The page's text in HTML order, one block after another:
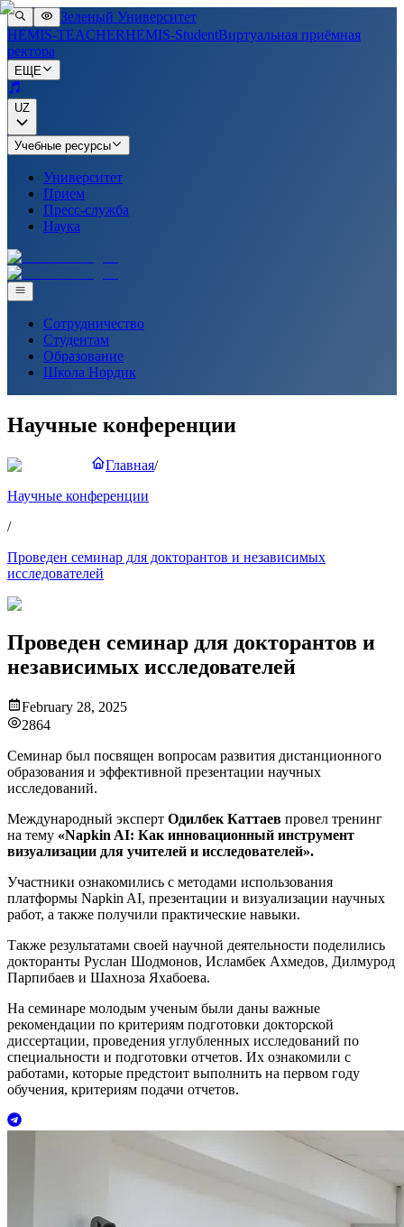
Зеленый Университет
HEMIS-TEACHERHEMIS-StudentВиртуальная приёмная
ректора
ЕЩЕ
UZ
Учебные ресурсы
Университет
Прием
Пресс-служба
Наука
Сотрудничество
Студентам
Образование
Школа Нордик
Научные конференции
Главная/
Научные конференции
/
Проведен семинар для докторантов и независимых
исследователей
Проведен семинар для докторантов и
независимых исследователей
February 28, 2025
2864
Семинар был посвящен вопросам развития дистанционного
образования и эффективной презентации научных
исследований.
Международный эксперт Одилбек Каттаев провел тренинг
на тему «Napkin AI: Как инновационный инструмент
визуализации для учителей и исследователей».
Участники ознакомились с методами использования
платформы Napkin AI, презентации и визуализации научных
работ, а также получили практические навыки.
Также результатами своей научной деятельности поделились
докторанты Руслан Шодмонов, Исламбек Ахмедов, Дилмурод
Парпибаев и Шахноза Яхабоева.
На семинаре молодым ученым были даны важные
рекомендации по критериям подготовки докторской
диссертации, проведения углубленных исследований по
специальности и подготовки отчетов. Их ознакомили с
работами, которые предстоит выполнить на первом году
обучения, критериям подачи отчетов.